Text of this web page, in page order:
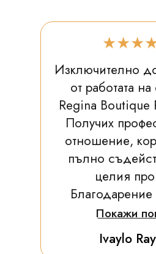
Изключително
от работата
Regina Boutique
Получих
отношение,
пълно
целия
Благодарение
Покажи
Ivaylo